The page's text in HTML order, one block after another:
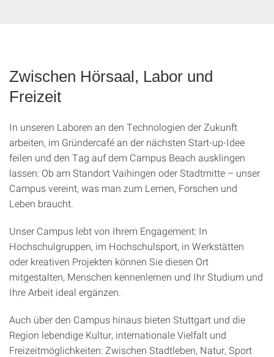
Zwischen Hörsaal, Labor und
Freizeit
In unseren Laboren an den Technologien der Zukunft
arbeiten, im Gründercafé an der nächsten Start-up-Idee
feilen und den Tag auf dem Campus Beach ausklingen
lassen: Ob am Standort Vaihingen oder Stadtmitte – unser
Campus vereint, was man zum Lernen, Forschen und
Leben braucht.
Unser Campus lebt von Ihrem Engagement: In
Hochschulgruppen, im Hochschulsport, in Werkstätten
oder kreativen Projekten können Sie diesen Ort
mitgestalten, Menschen kennenlernen und Ihr Studium und
Ihre Arbeit ideal ergänzen.
Auch über den Campus hinaus bieten Stuttgart und die
Region lebendige Kultur, internationale Vielfalt und
Freizeitmöglichkeiten: Zwischen Stadtleben, Natur, Sport